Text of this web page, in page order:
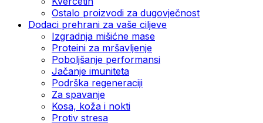
Ostalo proizvodi za dugovječnost
Dodaci prehrani za vaše ciljeve
Izgradnja mišićne mase
Proteini za mršavljenje
Poboljšanje performansi
Jačanje imuniteta
Podrška regeneraciji
Za spavanje
Kosa, koža i nokti
Protiv stresa